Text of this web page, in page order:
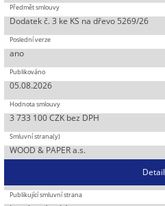
Dodatek č. 3 ke KS na dřevo 5269/26
ano
05.08.2026
3 733 100 CZK bez DPH
WOOD & PAPER a.s.
Detail